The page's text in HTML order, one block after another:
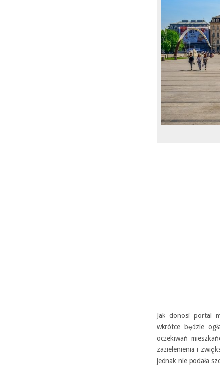
Jak donosi portal
wkrótce będzie
oczekiwań
zazielenienia i
jednak nie podała